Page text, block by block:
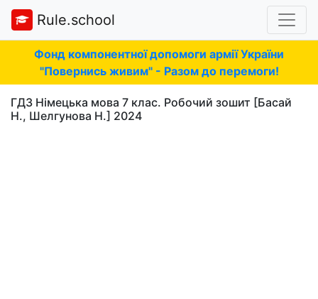
Rule.school
Фонд компонентної допомоги армії України
"Повернись живим" - Разом до перемоги!
ГДЗ Німецька мова 7 клас. Робочий зошит [Басай
Н., Шелгунова Н.] 2024